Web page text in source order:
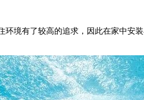
环境有了较高的追求，因此在家中